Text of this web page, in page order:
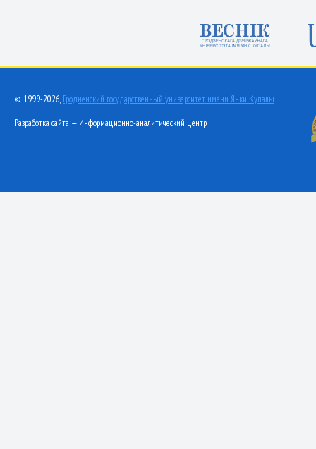
© 1999-2026, Гродненский государственный университет имени Янки Купалы
Разработка сайта — Информационно-аналитический центр